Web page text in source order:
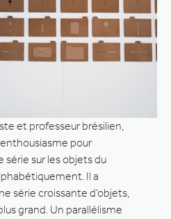
et professeur brésilien,
pour
série sur les objets du
Il a
série croissante d’objets,
grand. Un parallélisme